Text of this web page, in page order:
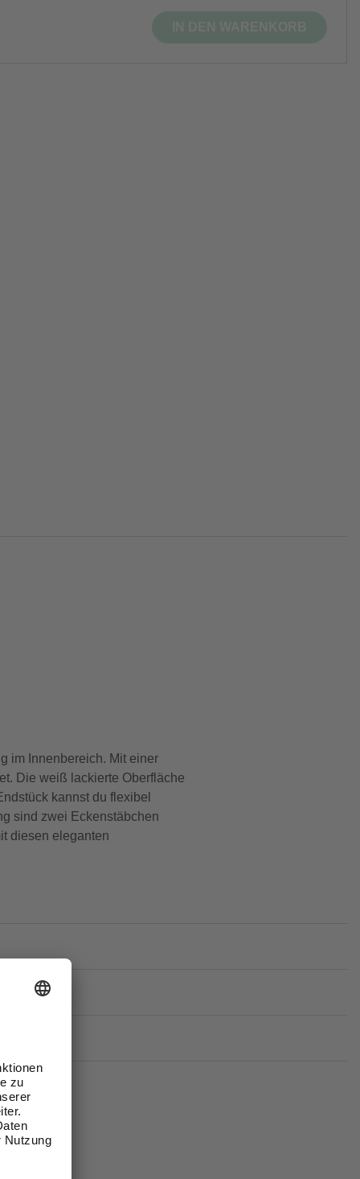
im Innenbereich. Mit einer
Die weiß lackierte Oberfläche
kannst du flexibel
sind zwei Eckenstäbchen
diesen eleganten